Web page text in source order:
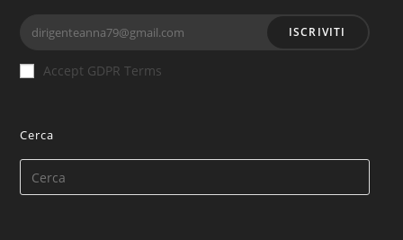
ISCRIVITI
Accept GDPR Terms
Cerca